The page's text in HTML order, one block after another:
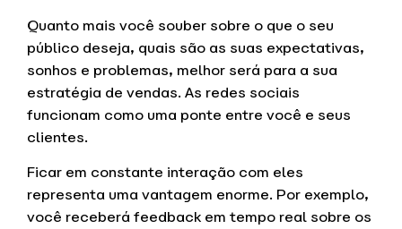
Quanto mais você souber sobre o que o seu
público deseja, quais são as suas expectativas,
sonhos e problemas, melhor será para a sua
estratégia de vendas. As redes sociais
funcionam como uma ponte entre você e seus
clientes.
Ficar em constante interação com eles
representa uma vantagem enorme. Por exemplo,
você receberá feedback em tempo real sobre os